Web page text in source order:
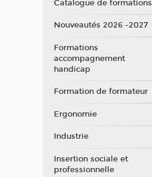
Catalogue de formations
Nouveautés 2026 -2027
Formations
accompagnement
handicap
Formation de formateur
Ergonomie
Industrie
Insertion sociale et
professionnelle